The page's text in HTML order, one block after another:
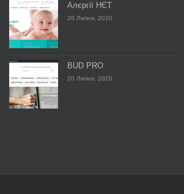
Алєргії НЄТ
20 Липня, 2020
BUD PRO
20 Липня, 2020